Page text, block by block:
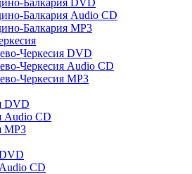
Балкария DVD
Балкария Audio CD
Балкария MP3
Черкесия DVD
Черкесия Audio CD
Черкесия MP3
DVD
Audio CD
MP3
CD